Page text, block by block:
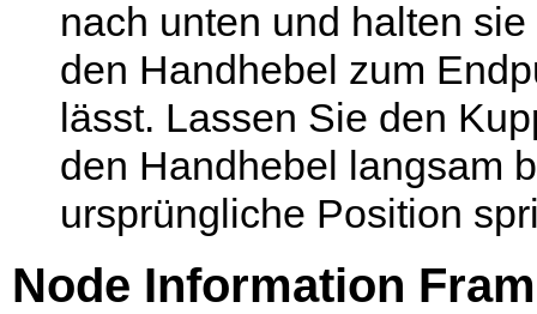
nach unten und halten
den Handhebel zum
lässt. Lassen Sie den
den Handhebel langsam
ursprüngliche Position
Node Information